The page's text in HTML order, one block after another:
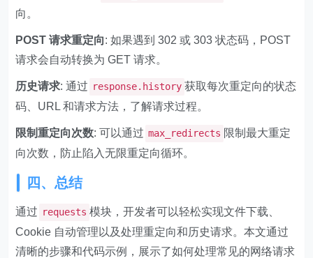
向。
POST 请求重定向: 如果遇到 302 或 303 状态码，POST
请求会自动转换为 GET 请求。
历史请求: 通过 response.history 获取每次重定向的状态
码、URL 和请求方法，了解请求过程。
限制重定向次数: 可以通过 max_redirects 限制最大重定
向次数，防止陷入无限重定向循环。
四、总结
通过 requests 模块，开发者可以轻松实现文件下载、
Cookie 自动管理以及处理重定向和历史请求。本文通过
清晰的步骤和代码示例，展示了如何处理常见的网络请求